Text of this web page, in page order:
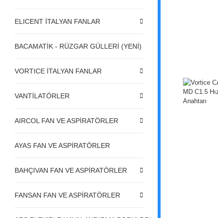
ELICENT İTALYAN FANLAR
BACAMATİK - RÜZGAR GÜLLERİ (YENİ)
VORTICE İTALYAN FANLAR
VANTİLATÖRLER
AIRCOL FAN VE ASPİRATÖRLER
AYAS FAN VE ASPİRATÖRLER
BAHÇIVAN FAN VE ASPİRATÖRLER
FANSAN FAN VE ASPİRATÖRLER